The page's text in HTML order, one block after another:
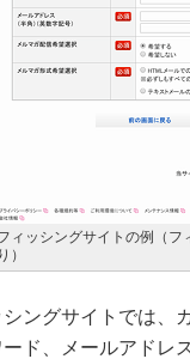
ィッシングサイトの例（フ
り）
ングサイトでは、
ド、メールアドレ